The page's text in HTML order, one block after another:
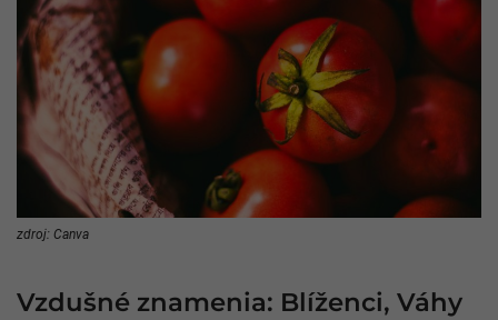
zdroj: Canva
Vzdušné znamenia: Blíženci, Váhy